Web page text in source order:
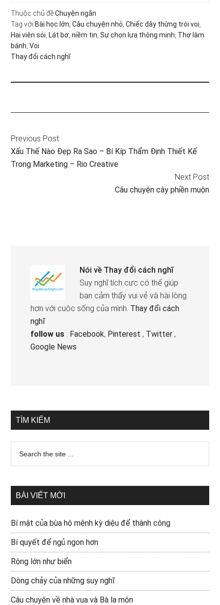
Thuộc chủ đề:Chuyện ngắn
Tag với:Bài học lớn,Câu chuyện nhỏ,Chiếc dây thừng trói voi,
Hai viên sỏi, Lát bơ,niềm tin,Sự chọn lựa thông minh, Thợ làm
bánh,Voi
Thay đổi cách nghĩ
Previous Post
Xấu Thế Nào Đẹp Ra Sao – Bí Kíp Thẩm Định Thiết Kế
Trong Marketing – Rio Creative
Next Post
Câu chuyện cây phiền muộn
Nói về Thay đổi cách nghĩ
Suy nghĩ tích cực có thể giúp
bạn cảm thấy vui vẻ và hài lòng
hơn với cuộc sống của mình. Thay đổi cách
nghĩ
follow us : Facebook, Pinterest , Twitter ,
Google News
TÌM KIẾM
BÀI VIẾT MỚI
Bí mật của bùa hộ mệnh kỳ diệu để thành công
Bí quyết để ngủ ngon hơn
Rộng lớn như biển
Dòng chảy của những suy nghĩ
Câu chuyện về nhà vua và Bà la môn